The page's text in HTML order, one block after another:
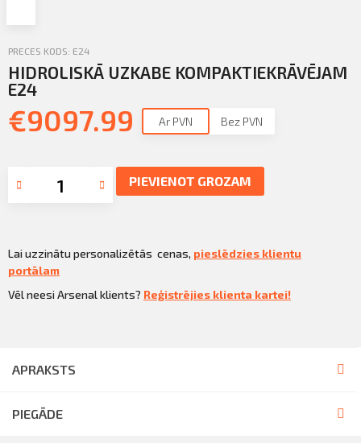
Iziet
PIETEIKTIES
PRECES KODS: E24
HIDROLISKĀ UZKABE KOMPAKTIEKRĀVĒJAM
E24
€9097.99 Ar PVN Bez PVN
PIEVIENOT GROZAM
Lai uzzinātu personalizētās cenas, pieslēdzies klientu
portālam
Vēl neesi Arsenal klients? Reģistrējies klienta kartei!
APRAKSTS
PIEGĀDE